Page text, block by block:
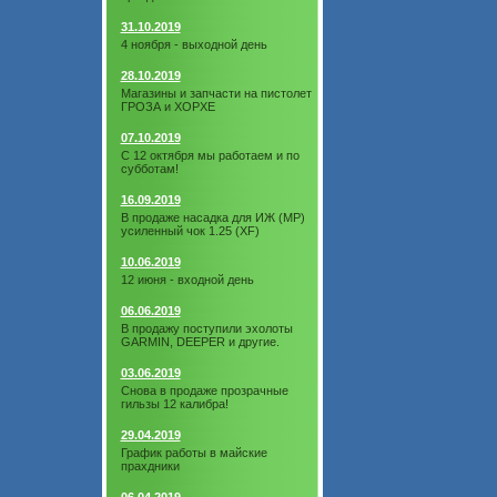
31.10.2019
4 ноября - выходной день
28.10.2019
Магазины и запчасти на пистолет
ГРОЗА и ХОРХЕ
07.10.2019
С 12 октября мы работаем и по
субботам!
16.09.2019
В продаже насадка для ИЖ (МР)
усиленный чок 1.25 (XF)
10.06.2019
12 июня - входной день
06.06.2019
В продажу поступили эхолоты
GARMIN, DEEPER и другие.
03.06.2019
Снова в продаже прозрачные
гильзы 12 калибра!
29.04.2019
График работы в майские
прахдники